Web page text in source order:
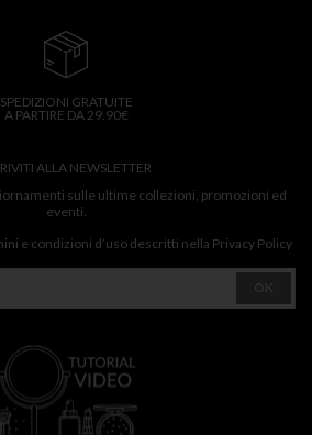
SPEDIZIONI GRATUITE
A PARTIRE DA 29.90€
ALLA NEWSLETTER
sulle ultime collezioni, promozioni ed
eventi.
e condizioni d’uso descritti nella Privacy Policy
OK